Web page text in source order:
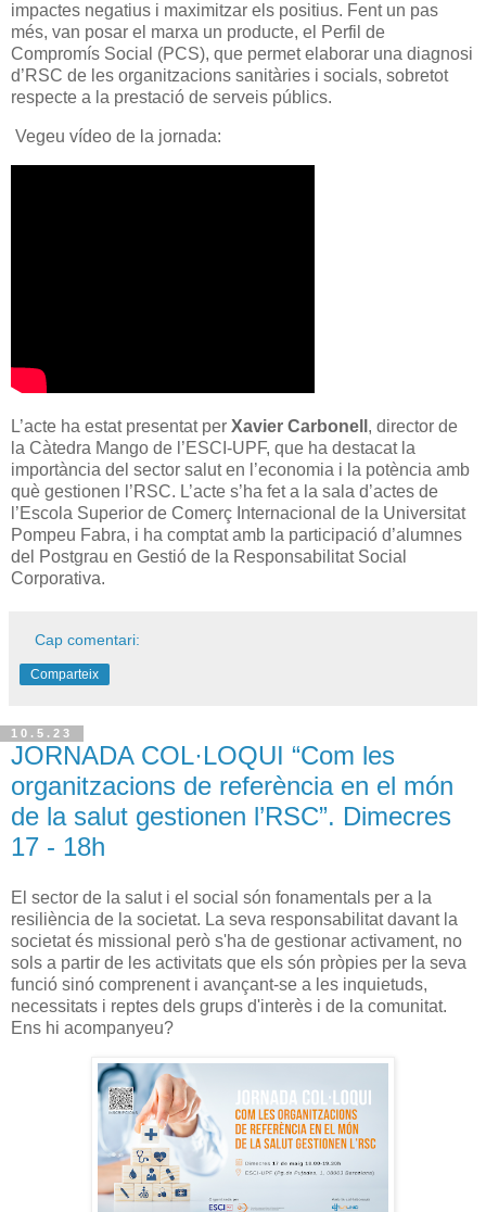
impactes negatius i maximitzar els positius. Fent un pas
més, van posar el marxa un producte, el Perfil de
Compromís Social (PCS), que permet elaborar una diagnosi
d’RSC de les organitzacions sanitàries i socials, sobretot
respecte a la prestació de serveis públics.
Vegeu vídeo de la jornada:
L’acte ha estat presentat per Xavier Carbonell , director de
la Càtedra Mango de l’ESCI-UPF, que ha destacat la
importància del sector salut en l’economia i la potència amb
què gestionen l’RSC. L’acte s’ha fet a la sala d’actes de
l’Escola Superior de Comerç Internacional de la Universitat
Pompeu Fabra, i ha comptat amb la participació d’alumnes
del Postgrau en Gestió de la Responsabilitat Social
Corporativa.
Cap comentari:
Comparteix
10.5.23
JORNADA COL·LOQUI “Com les
organitzacions de referència en el món
de la salut gestionen l’RSC”. Dimecres
17 - 18h
El sector de la salut i el social són fonamentals per a la
resiliència de la societat. La seva responsabilitat davant la
societat és missional però s'ha de gestionar activament, no
sols a partir de les activitats que els són pròpies per la seva
funció sinó comprenent i avançant-se a les inquietuds,
necessitats i reptes dels grups d'interès i de la comunitat.
Ens hi acompanyeu?